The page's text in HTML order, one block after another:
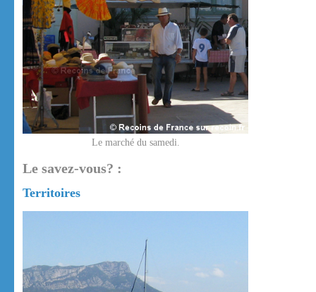
Le marché du samedi.
Le savez-vous? :
Territoires